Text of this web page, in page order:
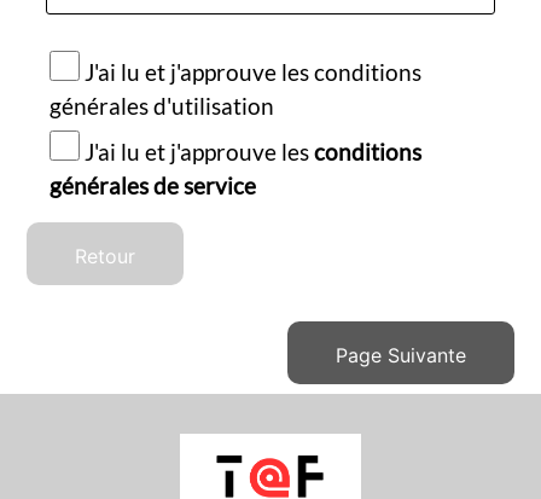
J'ai lu et j'approuve les conditions
générales d'utilisation
J'ai lu et j'approuve lesconditions
générales de service
Retour
Page Suivante